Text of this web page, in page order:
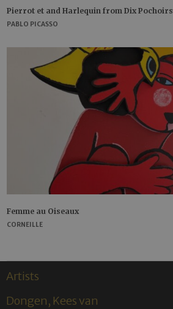
Pierrot et and Harlequin from Dix Pochoirs
PABLO PICASSO
Femme au Oiseaux
CORNEILLE
Artists
Dongen, Kees van